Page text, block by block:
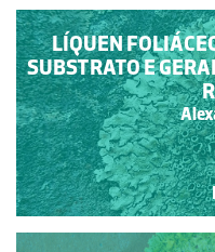
LÍQUEN
SUBSTRATO E